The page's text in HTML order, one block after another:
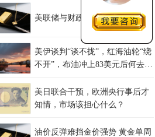
美联储与财政部的通胀债务困局
美伊谈判“谈不拢”，红海油轮“绕
不开”，布油冲上83美元后何去何
美日联合干预，欧洲央行事后才
知情，市场该担心什么？
油价反弹难挡金价强势 黄金单周